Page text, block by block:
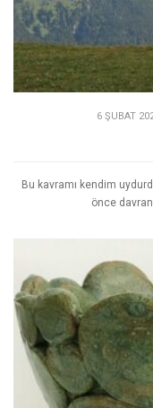
6 ŞUBAT
Bu kavramı kendim
önce